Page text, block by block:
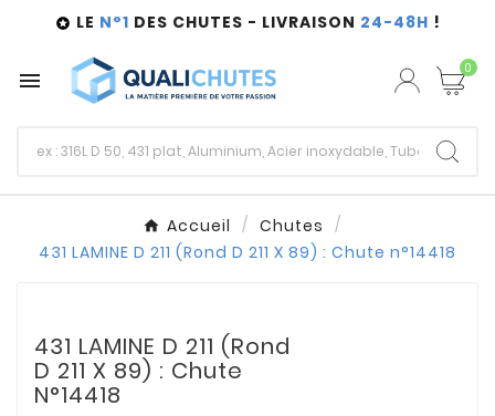
 LE N°1 DES CHUTES - LIVRAISON 24-48H !
 0
Accueil
Chutes
431 LAMINE D 211 (Rond D 211 X 89) : Chute n°14418
431 LAMINE D 211 (Rond
D 211 X 89) : Chute
N°14418